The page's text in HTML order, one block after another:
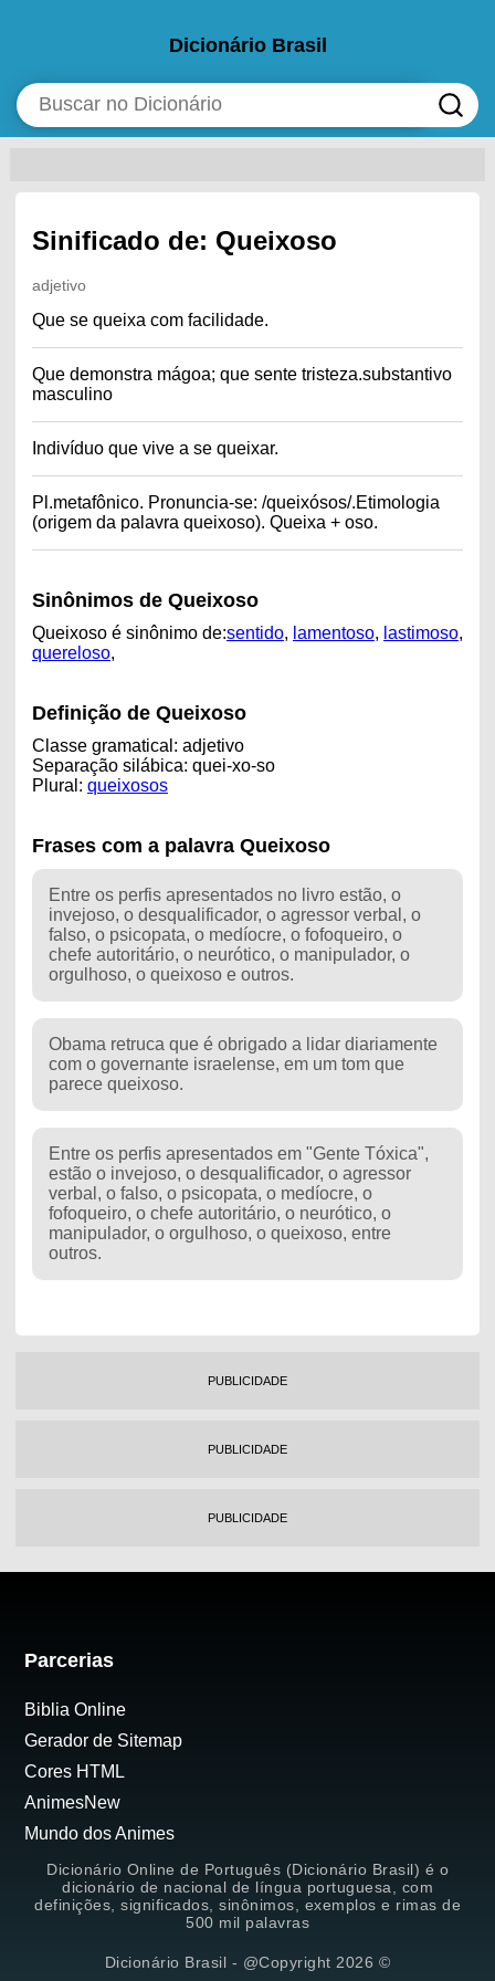
Dicionário Brasil
Sinificado de: Queixoso
adjetivo
Que se queixa com facilidade.
Que demonstra mágoa; que sente tristeza.substantivo
masculino
Indivíduo que vive a se queixar.
Pl.metafônico. Pronuncia-se: /queixósos/.Etimologia
(origem da palavra queixoso). Queixa + oso.
Sinônimos de Queixoso
Queixoso é sinônimo de:sentido, lamentoso, lastimoso,
quereloso,
Definição de Queixoso
Classe gramatical: adjetivo
Separação silábica: quei-xo-so
Plural: queixosos
Frases com a palavra Queixoso
Entre os perfis apresentados no livro estão, o
invejoso, o desqualificador, o agressor verbal, o
falso, o psicopata, o medíocre, o fofoqueiro, o
chefe autoritário, o neurótico, o manipulador, o
orgulhoso, o queixoso e outros.
Obama retruca que é obrigado a lidar diariamente
com o governante israelense, em um tom que
parece queixoso.
Entre os perfis apresentados em "Gente Tóxica",
estão o invejoso, o desqualificador, o agressor
verbal, o falso, o psicopata, o medíocre, o
fofoqueiro, o chefe autoritário, o neurótico, o
manipulador, o orgulhoso, o queixoso, entre
outros.
PUBLICIDADE
PUBLICIDADE
PUBLICIDADE
Parcerias
Biblia Online
Gerador de Sitemap
Cores HTML
AnimesNew
Mundo dos Animes
Dicionário Online de Português (Dicionário Brasil) é o
dicionário de nacional de língua portuguesa, com
definições, significados, sinônimos, exemplos e rimas de
500 mil palavras
Dicionário Brasil - @Copyright 2026 ©